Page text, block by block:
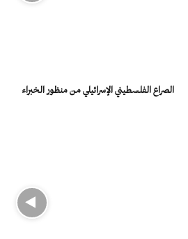
الصراع الفلسطيني الإسرائيلي من منظور الخبراء